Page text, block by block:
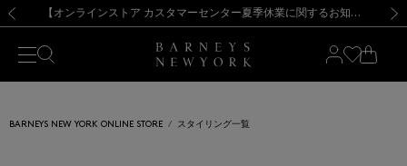
新規登録のお客様も対象！＜MY BARNEYS＞会員のお客様は11,000円（税込）以上のお買上げで常時送料無料！お買い物の際は会員登録を！
【夏季休業に伴う出荷一時停止のお知らせ】(2026.8.7) 【オンラインストア カスタマーセンター夏季休業に関するお知らせ】（2026.8.7）
【夏季休業に伴う返品・交換承り一時停止のお知らせ】（2026.8.5）
熊本県を中心とした地震の影響によるお荷物のお届けについて
【開催中】SUMMER SALEのご案内・ご注意事項 新規登録のお客様も対象！＜MY BARNEYS＞会員のお客様は11,000円（税込）以上のお買上げで常時送料無料！お買い物の際は会員登録を！
【夏季休業に伴う出荷一時停止のお知らせ】(2026.8.7)
BARNEYS NEW YORK ONLINE STORE スタイリング一覧